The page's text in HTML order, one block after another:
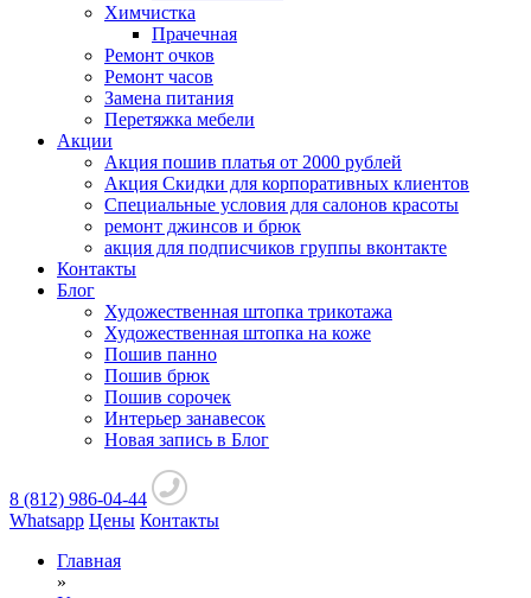
Химчистка
Прачечная
Ремонт очков
Ремонт часов
Замена питания
Перетяжка мебели
Акции
Акция пошив платья от 2000 рублей
Акция Скидки для корпоративных клиентов
Специальные условия для салонов красоты
ремонт джинсов и брюк
акция для подписчиков группы вконтакте
Контакты
Блог
Художественная штопка трикотажа
Художественная штопка на коже
Пошив панно
Пошив брюк
Пошив сорочек
Интерьер занавесок
Новая запись в Блог
8 (812) 986-04-44
Whatsapp Цены Контакты
Главная
»